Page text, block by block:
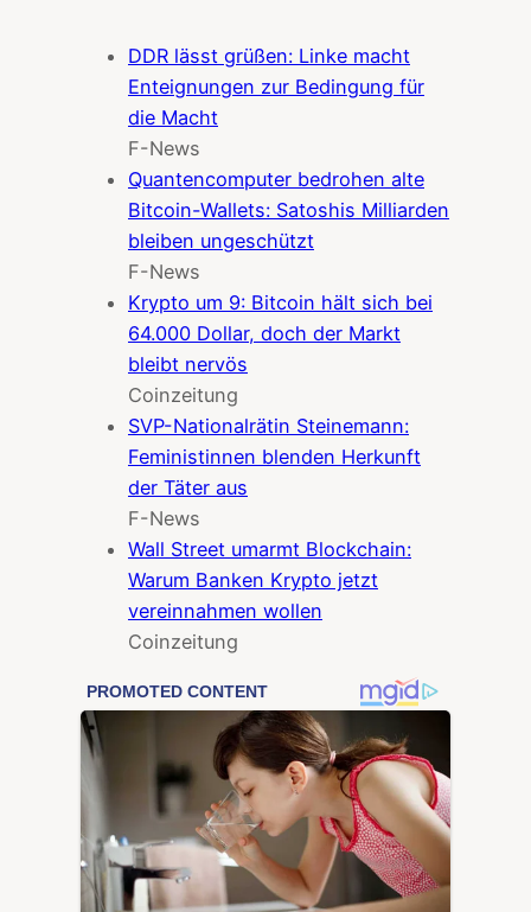
DDR lässt grüßen: Linke macht
Enteignungen zur Bedingung für
die Macht
F-News
Quantencomputer bedrohen alte
Bitcoin-Wallets: Satoshis Milliarden
bleiben ungeschützt
F-News
Krypto um 9: Bitcoin hält sich bei
64.000 Dollar, doch der Markt
bleibt nervös
Coinzeitung
SVP-Nationalrätin Steinemann:
Feministinnen blenden Herkunft
der Täter aus
F-News
Wall Street umarmt Blockchain:
Warum Banken Krypto jetzt
vereinnahmen wollen
Coinzeitung